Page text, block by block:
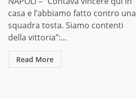
casa e l’abbiamo fatto contro una
squadra tosta. Siamo contenti
della vittoria”:...
Read More